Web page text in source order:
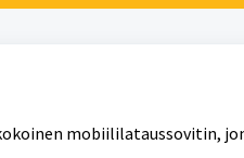
mobiililataussovitin,